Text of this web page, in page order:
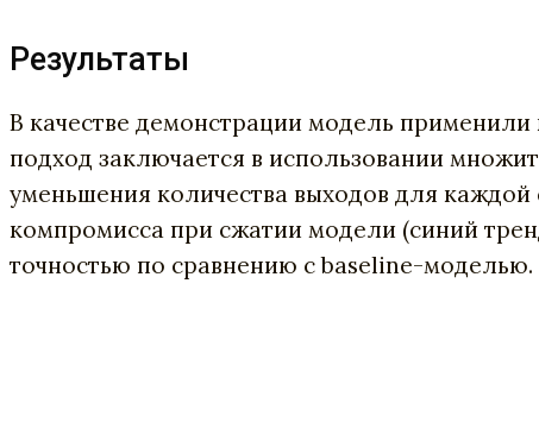
Результаты
В качестве демонстрации модель применили
подход заключается в использовании
уменьшения количества выходов для
компромисса при сжатии модели (синий
точностью по сравнению с baseline-моделью.